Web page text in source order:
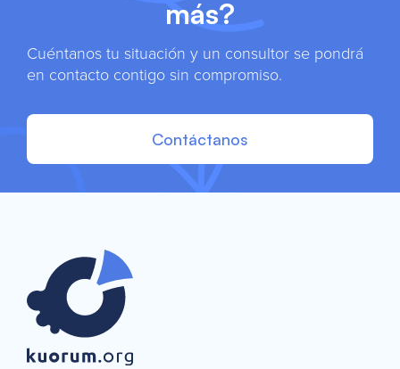
más?
Cuéntanos tu situación y un consultor se pondrá
en contacto contigo sin compromiso.
Contáctanos